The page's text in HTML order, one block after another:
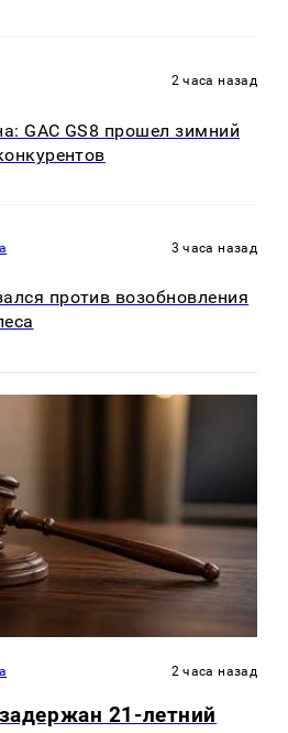
2 часа назад
GAC GS8 прошел зимний
3 часа назад
против возобновления
2 часа назад
21-летний